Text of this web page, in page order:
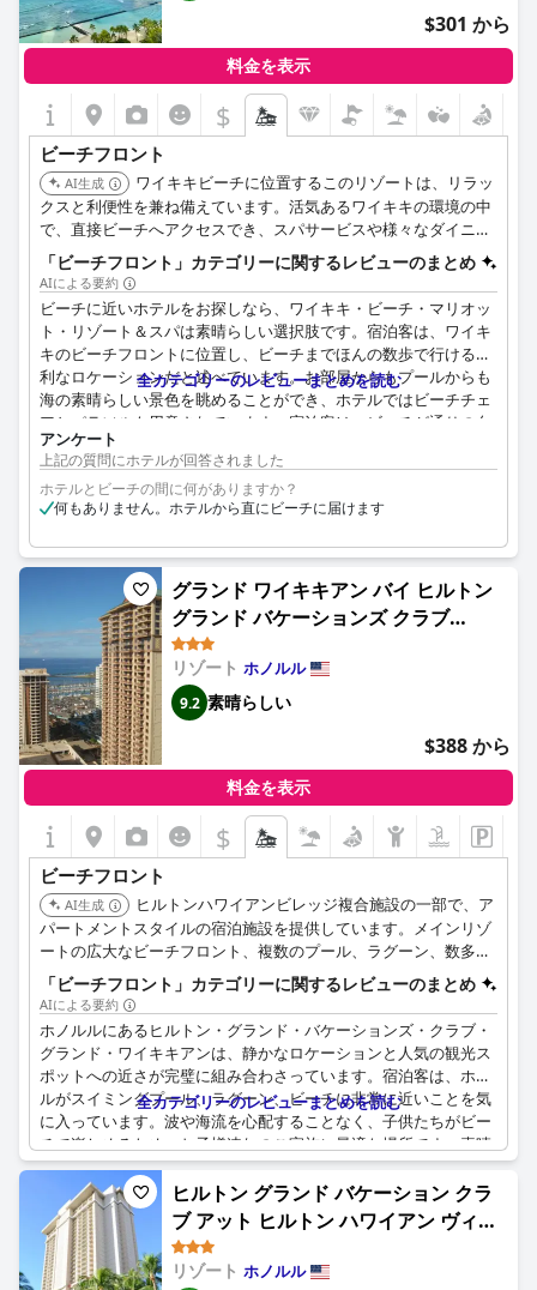
$301 から
料金を表示
$
ビーチフロント
AI生成
ワイキキビーチに位置するこのリゾートは、リラッ
クスと利便性を兼ね備えています。活気あるワイキキの環境の中
で、直接ビーチへアクセスでき、スパサービスや様々なダイニン
グオプションを楽しむことができます。
「ビーチフロント」カテゴリーに関するレビューのまとめ
AIによる要約
ビーチに近いホテルをお探しなら、ワイキキ・ビーチ・マリオッ
ト・リゾート＆スパは素晴らしい選択肢です。宿泊客は、ワイキ
キのビーチフロントに位置し、ビーチまでほんの数歩で行ける便
利なロケーションだと述べています。お部屋からもプールからも
海の素晴らしい景色を眺めることができ、ホテルではビーチチェ
アとパラソルも用意されています。宿泊客は、ビーチが通りの向
かい側にあり、徒歩2分というロケーションを絶賛しています。
ホームレスの人々が近くにいるという意見もありますが、全体的
な意見としては、このホテルは素晴らしい景色を望むビーチフロ
ントのロケーションをお探しの方に最適です。
全カテゴリーのレビューまとめを読む
アンケート
上記の質問にホテルが回答されました
ホテルとビーチの間に何がありますか？
何もありません。ホテルから直にビーチに届けます
グランド ワイキキアン バイ ヒルトン
グランド バケーションズ クラブ
(Hilton Grand Vacations Club
Grand Waikikian Honolulu)
リゾート ホノルル
9.2 素晴らしい
$388 から
料金を表示
$
ビーチフロント
AI生成
ヒルトンハワイアンビレッジ複合施設の一部で、ア
パートメントスタイルの宿泊施設を提供しています。メインリゾ
ートの広大なビーチフロント、複数のプール、ラグーン、数多く
の設備をすべてご利用いただけます。
「ビーチフロント」カテゴリーに関するレビューのまとめ
AIによる要約
ホノルルにあるヒルトン・グランド・バケーションズ・クラブ・
グランド・ワイキキアンは、静かなロケーションと人気の観光ス
ポットへの近さが完璧に組み合わさっています。宿泊客は、ホテ
ルがスイミングプール、ラグーン、ビーチに非常に近いことを気
に入っています。波や海流を心配することなく、子供たちがビー
チで楽しめるため、お子様連れのご家族に最適な場所です。素晴
らしいロケーションに加えて、ホテルは宿泊客が休暇に必要なも
のすべてを提供しています。ただし、ビーチのおもちゃのレンタ
ル料金が高すぎると感じた宿泊客もいました。ビーチ、プール、
ラグーンのロケーションは完璧ですが、ビーチにいるホームレス
を見るのは気が滅入ると感じた宿泊客もいました。ホテルはビー
チのすぐそばにあり、徒歩圏内です。唯一の欠点は、傘と椅子の
全カテゴリーのレビューまとめを読む
ヒルトン グランド バケーション クラ
ブ アット ヒルトン ハワイアン ヴィレ
ッジ (Hilton Grand Vacations Club
at Hilton Hawaiian Village)
リゾート ホノルル